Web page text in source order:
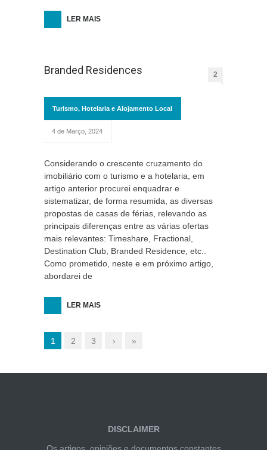
LER MAIS
Branded Residences 2
Turismo, Hotelaria e Alojamento Local
4 de Março, 2024
Considerando o crescente cruzamento do
imobiliário com o turismo e a hotelaria, em
artigo anterior procurei enquadrar e
sistematizar, de forma resumida, as diversas
propostas de casas de férias, relevando as
principais diferenças entre as várias ofertas
mais relevantes: Timeshare, Fractional,
Destination Club, Branded Residence, etc..
Como prometido, neste e em próximo artigo,
abordarei de
LER MAIS
1 2 3 › »
DISCLAIMER